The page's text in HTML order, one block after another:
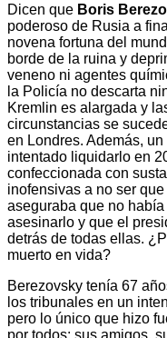
Dicen que Boris
poderoso de Rusia a
novena fortuna del
borde de la ruina y
veneno ni agentes
la Policía no descarta
Kremlin es alargada y
circunstancias se
en Londres. Además,
intentado liquidarlo en
confeccionada con
inofensivas a no ser
aseguraba que no
asesinarlo y que el
detrás de todas ellas.
muerto en vida?
Berezovsky tenía 67
los tribunales en un
pero lo único que hizo
por todos: sus amigos,